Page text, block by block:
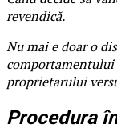
revendică.
Nu mai e doar o
proprietarului
Procedura